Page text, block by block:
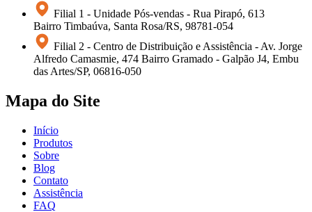
Filial 1 - Unidade Pós-vendas - Rua Pirapó, 613
Bairro Timbaúva, Santa Rosa/RS, 98781-054
Filial 2 - Centro de Distribuição e Assistência - Av. Jorge
Alfredo Camasmie, 474 Bairro Gramado - Galpão J4, Embu
das Artes/SP, 06816-050
Mapa do Site
Início
Produtos
Sobre
Blog
Contato
Assistência
FAQ